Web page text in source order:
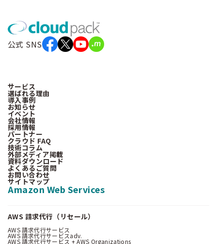
公式 SNS
サービス
選ばれる理由
導入事例
お知らせ
イベント
会社情報
採用情報
パートナー
クラウド FAQ
技術コラム
外部メディア掲載
資料ダウンロード
よくあるご質問
お問い合わせ
サイトマップ
Amazon Web Services
AWS 請求代行（リセール）
AWS 請求代行サービス
AWS 請求代行サービスadv.
AWS 請求代行サービス + AWS Organizations